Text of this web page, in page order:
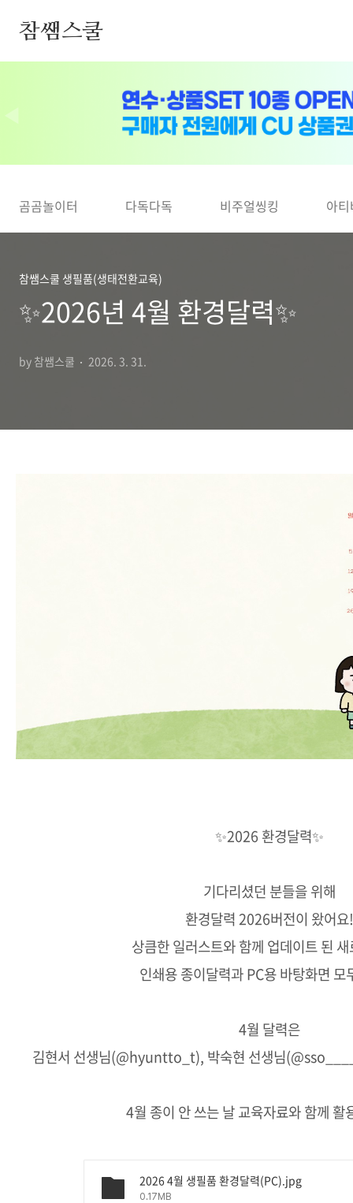
참쌤스쿨
곰곰놀이터 다독다독 비주얼씽킹 아
참쌤스쿨 생필품(생태전환교육)
✨2026년 4월 환경달력✨
by 참쌤스쿨 2026. 3. 31.
✨2026 환경달력✨
기다리셨던 분들을 위해
환경달력 2026버전이 왔어
상큼한 일러스트와 함께 업데이트 된
인쇄용 종이달력과 PC용 바탕화면 모
4월 달력은
김현서 선생님(@hyuntto_t), 박숙현 선생님
4월 종이 안 쓰는 날 교육자료와 함께 활
2026 4월 생필품 환경달력(PC).jpg
0.17MB